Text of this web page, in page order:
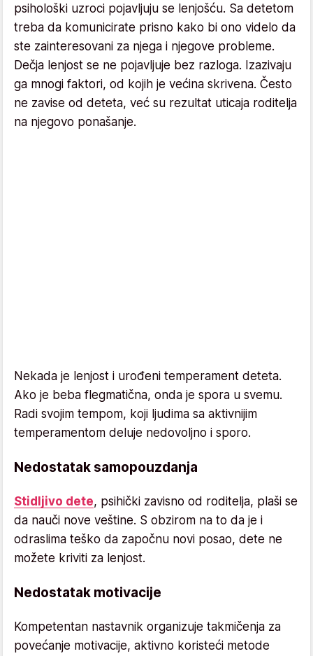
psihološki uzroci pojavljuju se lenjošću. Sa detetom
treba da komunicirate prisno kako bi ono videlo da
ste zainteresovani za njega i njegove probleme.
Dečja lenjost se ne pojavljuje bez razloga. Izazivaju
ga mnogi faktori, od kojih je većina skrivena. Često
ne zavise od deteta, već su rezultat uticaja roditelja
na njegovo ponašanje.
Nekada je lenjost i urođeni temperament deteta.
Ako je beba flegmatična, onda je spora u svemu.
Radi svojim tempom, koji ljudima sa aktivnijim
temperamentom deluje nedovoljno i sporo.
Nedostatak samopouzdanja
Stidljivo dete, psihički zavisno od roditelja, plaši se
da nauči nove veštine. S obzirom na to da je i
odraslima teško da započnu novi posao, dete ne
možete kriviti za lenjost.
Nedostatak motivacije
Kompetentan nastavnik organizuje takmičenja za
povećanje motivacije, aktivno koristeći metode